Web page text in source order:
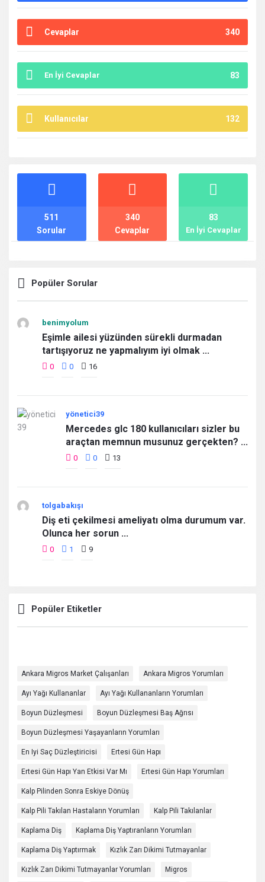
Cevaplar 340
En İyi Cevaplar 83
Kullanıcılar 132
İstatistikler
Sorular
511
Cevaplar
340
En İyi Cevaplar
83
Popüler Sorular
benimyolum
Eşimle ailesi yüzünden sürekli durmadan
tartışıyoruz ne yapmalıyım iyi olmak ...
0 0 16
yönetici39
Mercedes glc 180 kullanıcıları sizler bu
araçtan memnun musunuz gerçekten? ...
0 0 13
tolgabakışı
Diş eti çekilmesi ameliyatı olma durumum var.
Olunca her sorun ...
0 1 9
Popüler Etiketler
Ankara Migros Market Çalışanları Ankara Migros Yorumları
Ayı Yağı Kullananlar Ayı Yağı Kullananların Yorumları
Boyun Düzleşmesi Boyun Düzleşmesi Baş Ağrısı
Boyun Düzleşmesi Yaşayanların Yorumları
En Iyi Saç Düzleştiricisi Ertesi Gün Hapı
Ertesi Gün Hapı Yan Etkisi Var Mı Ertesi Gün Hapı Yorumları
Kalp Pilinden Sonra Eskiye Dönüş
Kalp Pili Takılan Hastaların Yorumları Kalp Pili Takılanlar
Kaplama Diş Kaplama Diş Yaptıranların Yorumları
Kaplama Diş Yaptırmak Kızlık Zarı Dikimi Tutmayanlar
Kızlık Zarı Dikimi Tutmayanlar Yorumları Migros